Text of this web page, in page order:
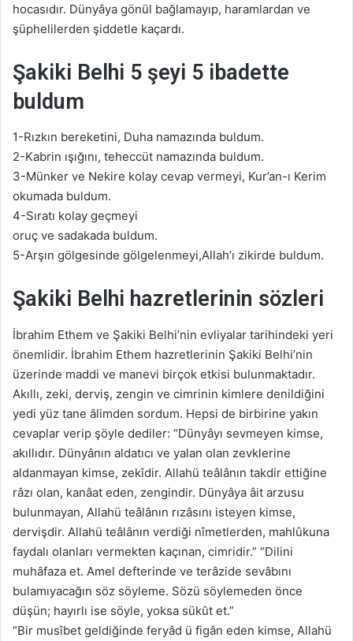
hocasıdır. Dünyâya gönül bağlamayıp, haramlardan ve
şüphelilerden şiddetle kaçardı.
Şakiki Belhi 5 şeyi 5 ibadette
buldum
1-Rızkın bereketini, Duha namazında buldum.
2-Kabrin ışığını, teheccüt namazında buldum.
3-Münker ve Nekire kolay cevap vermeyi, Kur’an-ı Kerim
okumada buldum.
4-Sıratı kolay geçmeyi
oruç ve sadakada buldum.
5-Arşın gölgesinde gölgelenmeyi,Allah’ı zikirde buldum.
Şakiki Belhi hazretlerinin sözleri
İbrahim Ethem ve Şakiki Belhi’nin evliyalar tarihindeki yeri
önemlidir. İbrahim Ethem hazretlerinin Şakiki Belhi’nin
üzerinde maddi ve manevi birçok etkisi bulunmaktadır.
Akıllı, zeki, derviş, zengin ve cimrinin kimlere denildiğini
yedi yüz tane âlimden sordum. Hepsi de birbirine yakın
cevaplar verip şöyle dediler: “Dünyâyı sevmeyen kimse,
akıllıdır. Dünyânın aldatıcı ve yalan olan zevklerine
aldanmayan kimse, zekîdir. Allahü teâlânın takdir ettiğine
râzı olan, kanâat eden, zengindir. Dünyâya âit arzusu
bulunmayan, Allahü teâlânın rızâsını isteyen kimse,
dervişdir. Allahü teâlânın verdiği nîmetlerden, mahlûkuna
faydalı olanları vermekten kaçınan, cimridir.” “Dilini
muhâfaza et. Amel defterinde ve terâzide sevâbını
bulamıyacağın söz söyleme. Sözü söylemeden önce
düşün; hayırlı ise söyle, yoksa sükût et.”
“Bir musîbet geldiğinde feryâd ü figân eden kimse, Allahü